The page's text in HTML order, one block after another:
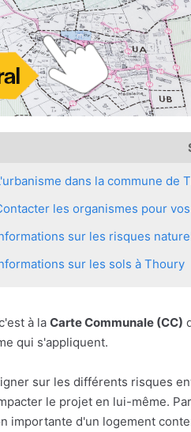
dans la commune de
les organismes pour
sur les risques
sur les sols à Thoury
à la Carte Communale (CC)
qui s'appliquent.
sur les différents risques
le projet en lui-même.
d'un logement